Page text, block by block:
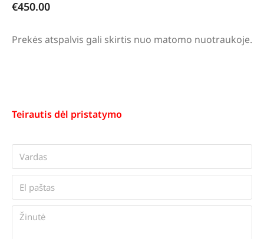
€450.00
Prekės atspalvis gali skirtis nuo matomo nuotraukoje.
Teirautis dėl pristatymo